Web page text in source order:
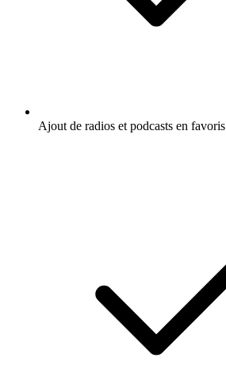
Ajout de radios et podcasts en favoris